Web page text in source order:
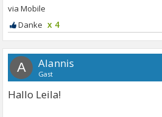
x 4
A Alannis
Gast
Hallo Leila!